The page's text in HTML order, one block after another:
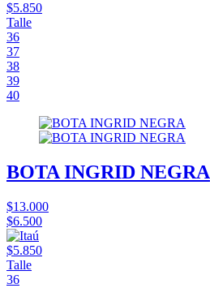
$5.850
Talle
36
37
38
39
40
BOTA INGRID NEGRA
$13.000
$6.500
$5.850
Talle
36